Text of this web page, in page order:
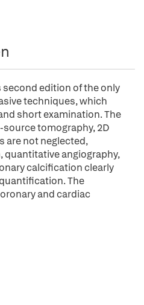
edition of the only
techniques, which
short examination. The
tomography, 2D
are not neglected,
quantitative angiography,
calcification clearly
The
and cardiac